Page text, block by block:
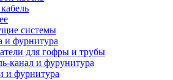
системы
и фурнитура
для гофры и трубы
канал и фурунитура
и фурнитура